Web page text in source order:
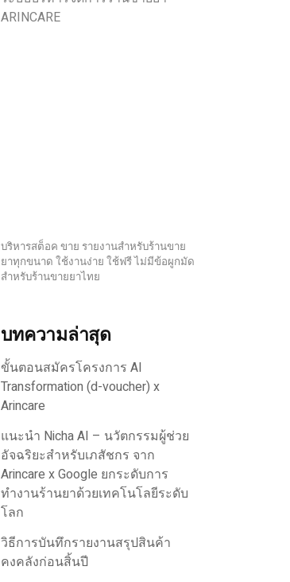
ARINCARE
บริหารสต็อค ขาย รายงานสำหรับร้านขาย
ยาทุกขนาด ใช้งานง่าย ใช้ฟรี ไม่มีข้อผูกมัด
สำหรับร้านขายยาไทย
บทความล่าสุด
ขั้นตอนสมัครโครงการ AI
Transformation (d-voucher) x
Arincare
แนะนำ Nicha AI – นวัตกรรมผู้ช่วย
อัจฉริยะสำหรับเภสัชกร จาก
Arincare x Google ยกระดับการ
ทำงานร้านยาด้วยเทคโนโลยีระดับ
โลก
วิธีการบันทึกรายงานสรุปสินค้า
คงคลังก่อนสิ้นปี